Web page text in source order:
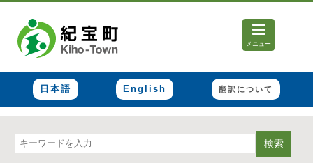
メニュー
日本語 English 翻訳について
検索